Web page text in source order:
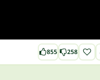
855 258